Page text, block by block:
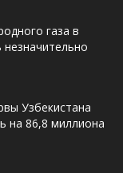
газа в
незначительно
Узбекистана
на 86,8 миллиона